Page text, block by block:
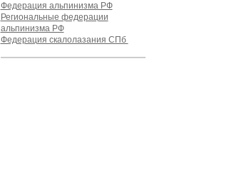
Федерация альпинизма РФ
Региональные федерации
альпинизма РФ
Федерация скалолазания СПб